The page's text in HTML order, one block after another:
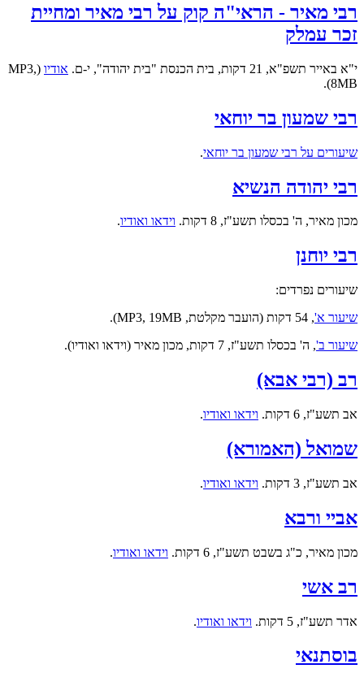
רבי מאיר - הראי"ה קוק על רבי מאיר ומחיית
זכר עמלק
י"א באייר תשפ"א, 21 דקות, בית הכנסת "בית יהודה", י-ם. אודיו (MP3,
8MB).
רבי שמעון בר יוחאי
שיעורים על רבי שמעון בר יוחאי.
רבי יהודה הנשיא
מכון מאיר, ה' בכסלו תשע"ז, 8 דקות. וידאו ואודיו.
רבי יוחנן
שיעורים נפרדים:
שיעור א', 54 דקות (הועבר מקלטת, MP3, 19MB).
שיעור ב', ה' בכסלו תשע"ז, 7 דקות, מכון מאיר (וידאו ואודיו).
רב (רבי אבא)
אב תשע"ז, 6 דקות. וידאו ואודיו.
שמואל (האמורא)
אב תשע"ז, 3 דקות. וידאו ואודיו.
אביי ורבא
מכון מאיר, כ"ג בשבט תשע"ז, 6 דקות. וידאו ואודיו.
רב אשי
אדר תשע"ז, 5 דקות. וידאו ואודיו.
בוסתנאי